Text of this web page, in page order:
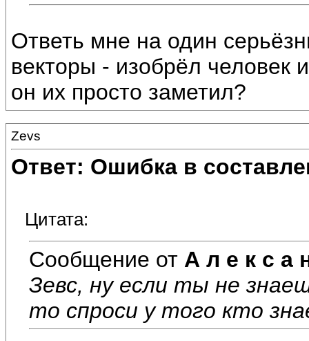
Ответь мне на один
векторы - изобрёл человек
он их просто заметил?
Zevs
Ответ: Ошибка в
Цитата:
Сообщение от А л е к с а
Зевс, ну если ты не
то спроси у того кто